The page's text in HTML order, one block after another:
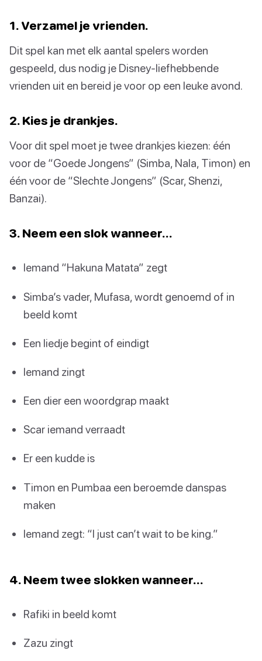
1. Verzamel je vrienden.
Dit spel kan met elk aantal spelers worden
gespeeld, dus nodig je Disney-liefhebbende
vrienden uit en bereid je voor op een leuke avond.
2. Kies je drankjes.
Voor dit spel moet je twee drankjes kiezen: één
voor de “Goede Jongens” (Simba, Nala, Timon) en
één voor de “Slechte Jongens” (Scar, Shenzi,
Banzai).
3. Neem een slok wanneer…
Iemand “Hakuna Matata” zegt
Simba’s vader, Mufasa, wordt genoemd of in
beeld komt
Een liedje begint of eindigt
Iemand zingt
Een dier een woordgrap maakt
Scar iemand verraadt
Er een kudde is
Timon en Pumbaa een beroemde danspas
maken
Iemand zegt: “I just can’t wait to be king.”
4. Neem twee slokken wanneer…
Rafiki in beeld komt
Zazu zingt